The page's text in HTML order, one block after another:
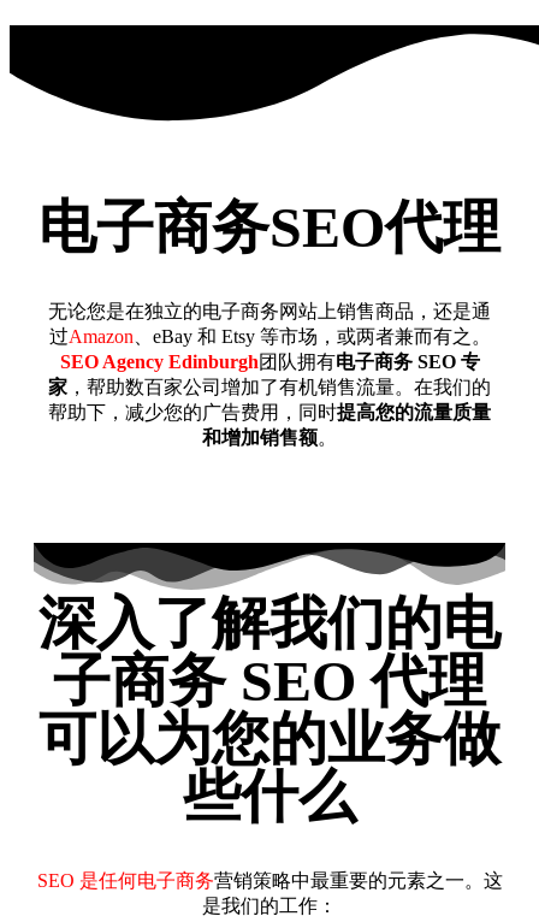
电子商务SEO代理
无论您是在独立的电子商务网站上销售商品，还是通
过Amazon 、eBay 和 Etsy 等市场，或两者兼而有之。
SEO Agency Edinburgh团队拥有电子商务 SEO 专
家 ，帮助数百家公司增加了有机销售流量。在我们的
帮助下，减少您的广告费用，同时提高您的流量质量
和增加销售额。
深入了解我们的电
子商务 SEO 代理
可以为您的业务做
些什么
SEO 是任何电子商务营销策略中最重要的元素之一。这
是我们的工作：